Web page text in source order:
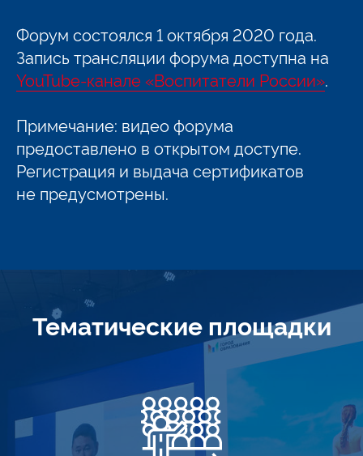
Форум состоялся 1 октября 2020 года.
Запись трансляции форума доступна на
YouTube-канале «Воспитатели России».
Примечание: видео форума
предоставлено в открытом доступе.
Регистрация и выдача сертификатов
не предусмотрены.
Тематические площадки